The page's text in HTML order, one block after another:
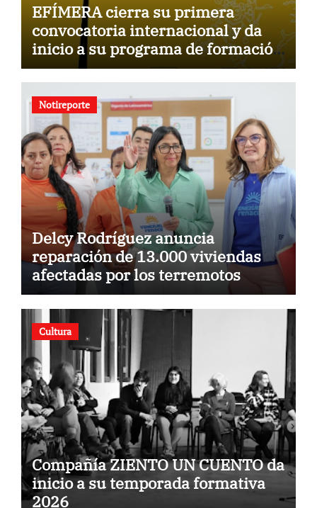
EFÍMERA cierra su primera
convocatoria internacional y da
inicio a su programa de formación
para la comunidad
Notireporte
Delcy Rodríguez anuncia
reparación de 13.000 viviendas
afectadas por los terremotos
Cultura
Compañía ZIENTO UN CUENTO da
inicio a su temporada formativa
2026